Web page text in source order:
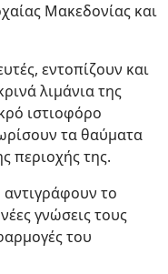
Μακεδονίας και
εντοπίζουν και
λιμάνια της
ιστιοφόρο
τα θαύματα
περιοχής της.
το
γνώσεις τους
του